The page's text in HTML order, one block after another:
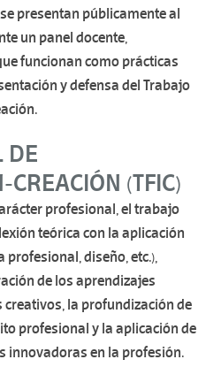
presentan públicamente al
un panel docente,
funcionan como prácticas
y defensa del Trabajo
DE
CREACIÓN (TFIC)
profesional, el trabajo
teórica con la aplicación
profesional, diseño, etc.),
de los aprendizajes
la profundización de
profesional y la aplicación de
innovadoras en la profesión.